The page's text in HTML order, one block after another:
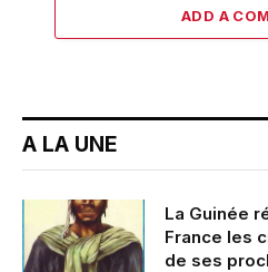
ADD A
A LA UNE
La Guinée
France les
de ses